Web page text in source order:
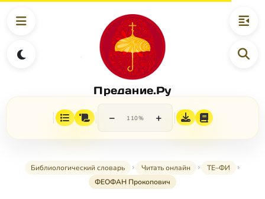
Предание.Ру
− 110% +
Библиологический словарь Читать онлайн
ТЕ–ФИ
ФЕОФАН Прокопович